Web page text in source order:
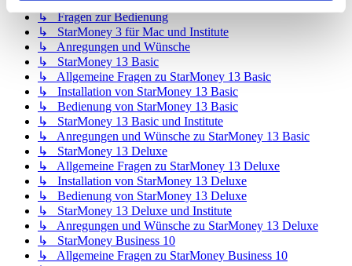
↳ Fragen zur Bedienung
↳ StarMoney 3 für Mac und Institute
↳ Anregungen und Wünsche
↳ StarMoney 13 Basic
↳ Allgemeine Fragen zu StarMoney 13 Basic
↳ Installation von StarMoney 13 Basic
↳ Bedienung von StarMoney 13 Basic
↳ StarMoney 13 Basic und Institute
↳ Anregungen und Wünsche zu StarMoney 13 Basic
↳ StarMoney 13 Deluxe
↳ Allgemeine Fragen zu StarMoney 13 Deluxe
↳ Installation von StarMoney 13 Deluxe
↳ Bedienung von StarMoney 13 Deluxe
↳ StarMoney 13 Deluxe und Institute
↳ Anregungen und Wünsche zu StarMoney 13 Deluxe
↳ StarMoney Business 10
↳ Allgemeine Fragen zu StarMoney Business 10